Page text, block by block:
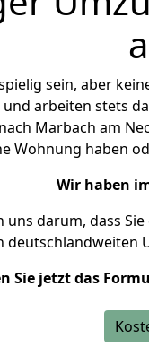
sein, aber
und arbeiten stets
Marbach am
Wohnung haben
Wir haben
darum, dass
deutschlandweiten
Sie jetzt das